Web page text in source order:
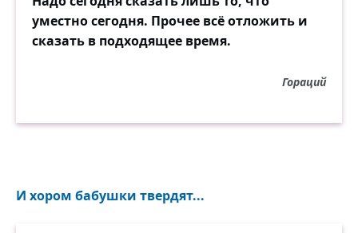
уместно сегодня. Прочее всё отложить и
сказать в подходящее время.
Гораций
И хором бабушки твердят...